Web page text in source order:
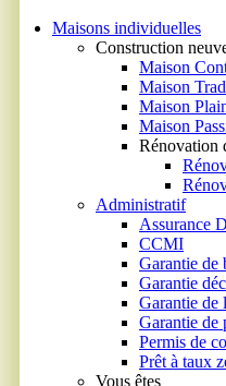
FermerMaisons individuelles
Construction
Maison
Maison
Maison
Maison
Rénovation
Administratif
Assurance
CCMI
Garantie de
Garantie
Garantie de
Garantie de
Permis de
Prêt à taux
Vous êtes